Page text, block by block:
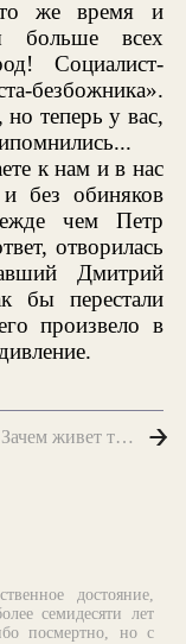
же время и
больше всех
Социалист-
безбожника».
теперь у вас,
к нам и в нас
без обиняков
чем Петр
отворилась
Дмитрий
бы перестали
произвело в
VI. Зачем живет такой человек!
достояние,
семидесяти лет
посмертно, но с